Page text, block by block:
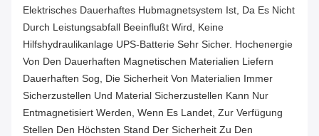
Elektrisches Dauerhaftes Hubmagnetsystem Ist, Da Es Nicht
Durch Leistungsabfall Beeinflußt Wird, Keine
Hilfshydraulikanlage UPS-Batterie Sehr Sicher. Hochenergie
Von Den Dauerhaften Magnetischen Materialien Liefern
Dauerhaften Sog, Die Sicherheit Von Materialien Immer
Sicherzustellen Und Material Sicherzustellen Kann Nur
Entmagnetisiert Werden, Wenn Es Landet, Zur Verfügung
Stellen Den Höchsten Stand Der Sicherheit Zu Den